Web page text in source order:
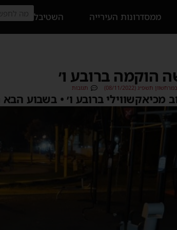
ממסדרונות העירייה השטיבל
הוקמה ברובע ו׳
תשפ״ג (08/11/2022) תגובות
מכיאקשווילי ברובע ו׳ • בשבוע